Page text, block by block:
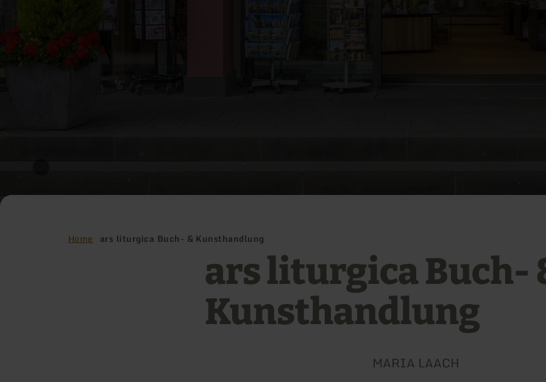
Home ars liturgica Buch- & Kunsthandlung
ars liturgica Buch-
Kunsthandlung
MARIA LAACH